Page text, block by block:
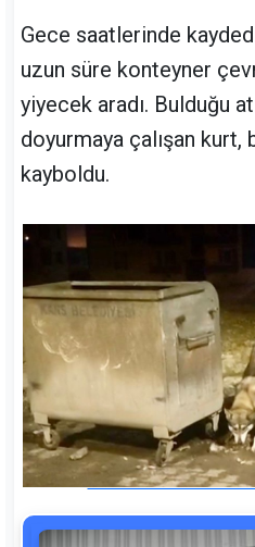
Gece saatlerinde
uzun süre konteyner
yiyecek aradı. Bulduğu
doyurmaya çalışan
kayboldu.